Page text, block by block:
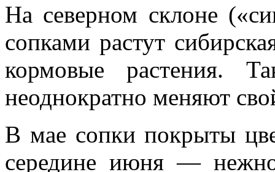
На северном склоне
сопками растут
кормовые растения.
неоднократно меняют
В мае сопки покрыты
середине июня —